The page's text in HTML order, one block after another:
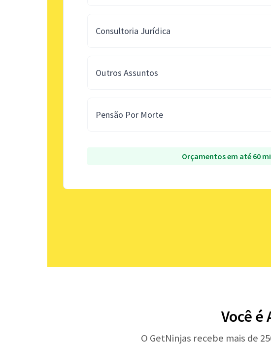
Consultoria Jurídica
Outros Assuntos
Pensão Por Morte
Orçamentos em até 60
Você
O GetNinjas recebe mais de